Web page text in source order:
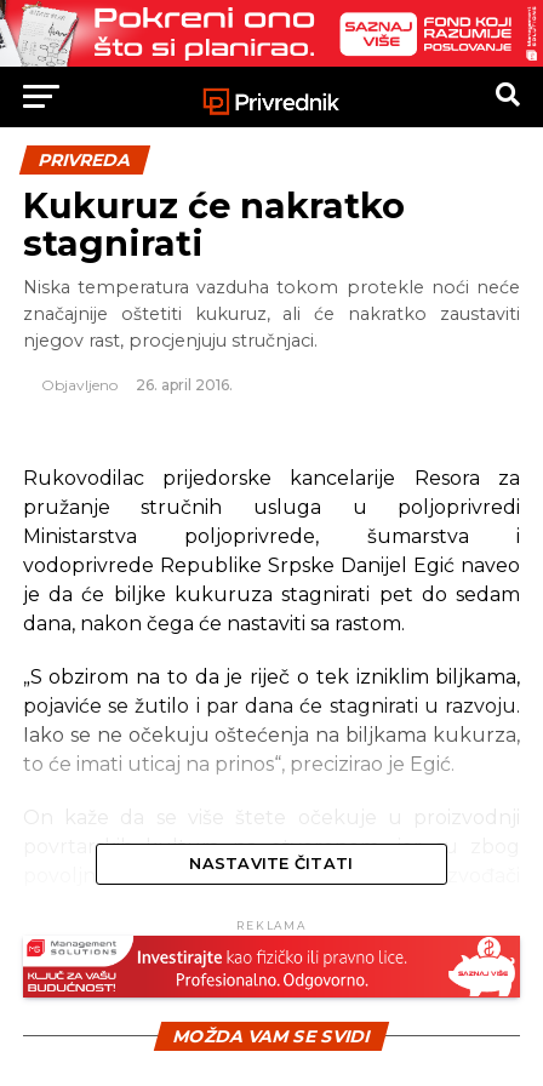
PRIVREDA
Kukuruz će nakratko
stagnirati
Niska temperatura vazduha tokom protekle noći neće
značajnije oštetiti kukuruz, ali će nakratko zaustaviti
njegov rast, procjenjuju stručnjaci.
Objavljeno 26. april 2016.
Rukovodilac prijedorske kancelarije Resora za
pružanje stručnih usluga u poljoprivredi
Ministarstva poljoprivrede, šumarstva i
vodoprivrede Republike Srpske Danijel Egić naveo
je da će biljke kukuruza stagnirati pet do sedam
dana, nakon čega će nastaviti sa rastom.
„S obzirom na to da je riječ o tek izniklim biljkama,
pojaviće se žutilo i par dana će stagnirati u razvoju.
Iako se ne očekuju oštećenja na biljkama kukurza,
to će imati uticaj na prinos“, precizirao je Egić.
On kaže da se više štete očekuje u proizvodnji
povrtarskih kultura na otvorenom, jer su zbog
povoljnih vremenskih prilika u aprilu proizvođači
uticati na biljke.
Stručni saradnik za voćarstvo u Ministarstvu
poljoprivrede, šumarstva i vodoprivrede Republike
Srpske Mirko Јokić rekao je Srni da je niska
NASTAVITE ČITATI
REKLAMA
MOŽDA VAM SE SVIDI